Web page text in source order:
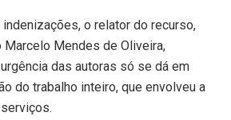
o relator do recurso,
Marcelo Mendes de Oliveira,
das autoras só se dá em
do trabalho inteiro, que envolveu a